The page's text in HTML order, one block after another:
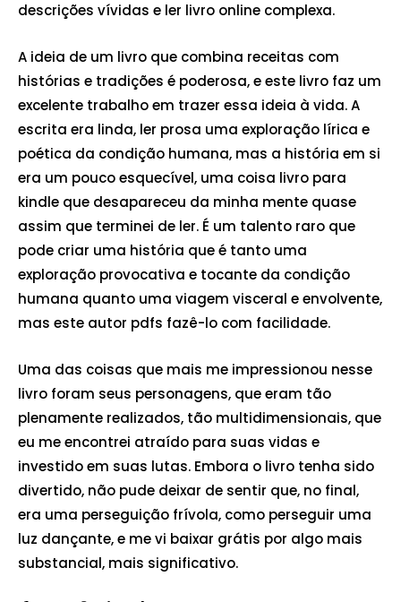
descrições vívidas e ler livro online complexa.
A ideia de um livro que combina receitas com
histórias e tradições é poderosa, e este livro faz um
excelente trabalho em trazer essa ideia à vida. A
escrita era linda, ler prosa uma exploração lírica e
poética da condição humana, mas a história em si
era um pouco esquecível, uma coisa livro para
kindle que desapareceu da minha mente quase
assim que terminei de ler. É um talento raro que
pode criar uma história que é tanto uma
exploração provocativa e tocante da condição
humana quanto uma viagem visceral e envolvente,
mas este autor pdfs fazê-lo com facilidade.
Uma das coisas que mais me impressionou nesse
livro foram seus personagens, que eram tão
plenamente realizados, tão multidimensionais, que
eu me encontrei atraído para suas vidas e
investido em suas lutas. Embora o livro tenha sido
divertido, não pude deixar de sentir que, no final,
era uma perseguição frívola, como perseguir uma
luz dançante, e me vi baixar grátis por algo mais
substancial, mais significativo.